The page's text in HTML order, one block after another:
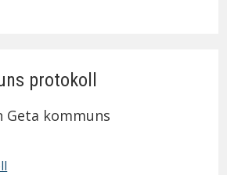
protokoll
kommuns